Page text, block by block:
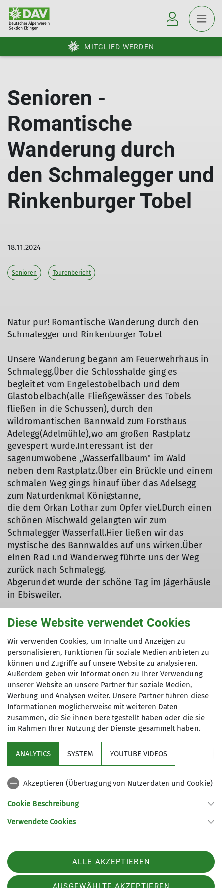
MITGLIED WERDEN
Senioren -
Romantische
Wanderung durch
den Schmalegger und
Rinkenburger Tobel
18.11.2024
Senioren Tourenbericht
Natur pur! Romantische Wanderung durch den
Schmalegger und Rinkenburger Tobel
Unsere Wanderung begann am Feuerwehrhaus in
Schmalegg.Über die Schlosshalde ging es
begleitet vom Engelestobelbach und dem
Glastobelbach(alle Fließgewässer des Tobels
fließen in die Schussen), durch den
wildromantischen Bannwald zum Forsthaus
Adelegg(Adelmühle),wo am großen Rastplatz
gevespert wurde.Interessant ist der
sagenumwobene ,,Wasserfallbaum" im Wald
neben dem Rastplatz.Über ein Brückle und einem
schmalen Weg gings hinauf über das Adelsegg
zum Naturdenkmal Königstanne,
die dem Orkan Lothar zum Opfer viel.Durch einen
schönen Mischwald gelangten wir zum
Schmalegger Wasserfall.Hier ließen wir das
mystische des Bannwaldes auf uns wirken.Über
einen Rad und Wanderweg führte uns der Weg
zurück nach Schmalegg.
Abgerundet wurde der schöne Tag im Jägerhäusle
in Ebisweiler.
© DAV Ebingen
Sektion Ebingen des Deutschen Alpenvereins e.V.
Telefon +4974313480
Diese Website verwendet Cookies
Wir verwenden Cookies, um Inhalte und Anzeigen zu
personalisieren, Funktionen für soziale Medien anbieten zu
können und Zugriffe auf unsere Website zu analysieren.
Außerdem geben wir Informationen zu Ihrer Verwendung
unserer Website an unsere Partner für soziale Medien,
Werbung und Analysen weiter. Unsere Partner führen diese
Informationen möglicherweise mit weiteren Daten
zusammen, die Sie ihnen bereitgestellt haben oder die sie
im Rahmen Ihrer Nutzung der Dienste gesammelt haben.
ANALYTICS SYSTEM YOUTUBE VIDEOS
Akzeptieren (Übertragung von Nutzerdaten und Cookie)
Cookie Beschreibung
Verwendete Cookies
ALLE AKZEPTIEREN
AUSGEWÄHLTE AKZEPTIEREN